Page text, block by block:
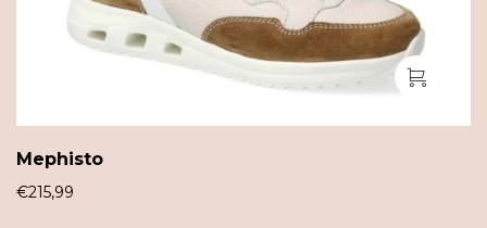
Mephisto
€215,99